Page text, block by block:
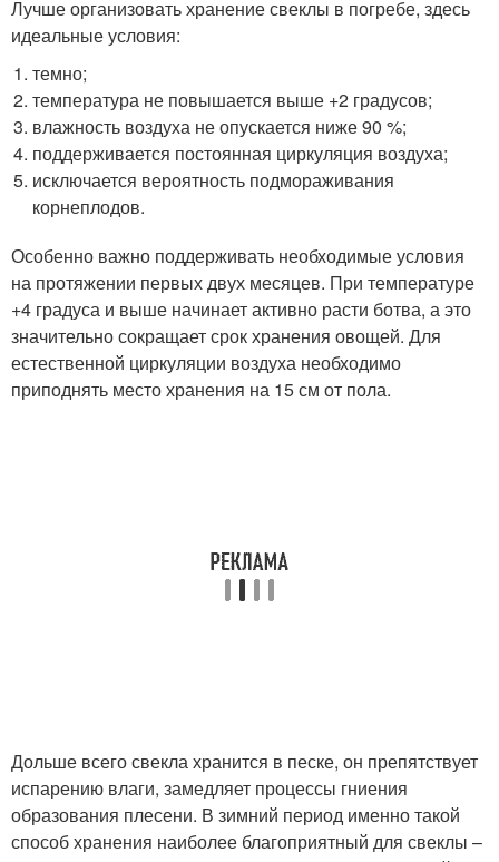
Лучше организовать хранение свеклы в погребе, здесь
идеальные условия:
темно;
температура не повышается выше +2 градусов;
влажность воздуха не опускается ниже 90 %;
поддерживается постоянная циркуляция воздуха;
исключается вероятность подмораживания
корнеплодов.
Особенно важно поддерживать необходимые условия
на протяжении первых двух месяцев. При температуре
+4 градуса и выше начинает активно расти ботва, а это
значительно сокращает срок хранения овощей. Для
естественной циркуляции воздуха необходимо
приподнять место хранения на 15 см от пола.
Дольше всего свекла хранится в песке, он препятствует
испарению влаги, замедляет процессы гниения
образования плесени. В зимний период именно такой
способ хранения наиболее благоприятный для свеклы –